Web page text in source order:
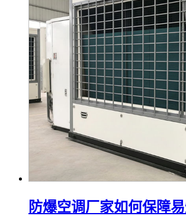
防爆空调厂家如何保障